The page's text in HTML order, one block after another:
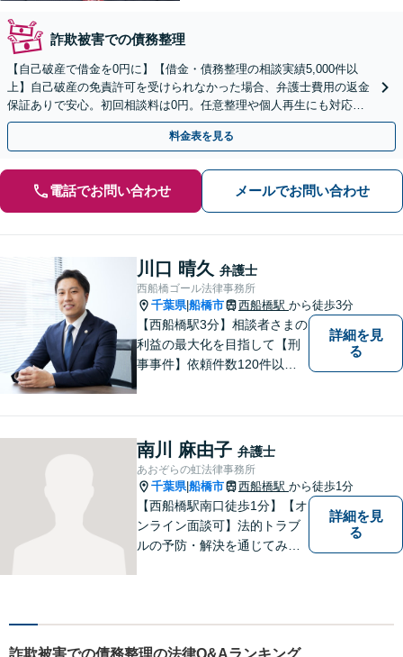
詐欺被害での債務整理
【自己破産で借金を0円に】【借金・債務整理の相談実績5,000件以
上】自己破産の免責許可を受けられなかった場合、弁護士費用の返金
保証ありで安心。初回相談料は0円。任意整理や個人再生にも対応
【土日祝日・夜間も相談受付】【費用の分割払い可】
料金表を見る
電話でお問い合わせ メールでお問い合わせ
川口 晴久 弁護士
西船橋ゴール法律事務所
千葉県|船橋市 西船橋駅 から徒歩3分
【西船橋駅3分】相談者さまの
利益の最大化を目指して【刑
事事件】依頼件数120件以
豊富な対応実績。セカンドオ
ピニオンも可能です【初回相
談無料】【夜間／土日祝日対
応可】
詳細を見
る
南川 麻由子 弁護士
あおぞらの虹法律事務所
千葉県|船橋市 西船橋駅 から徒歩1分
【西船橋駅南口徒歩1分】【オ
ンライン面談可】法的トラブ
ルの予防・解決を通じてみな
お気軽にお問い合わせくださ
い。
詳細を見
る
詐欺被害での債務整理の法律Q&Aランキング